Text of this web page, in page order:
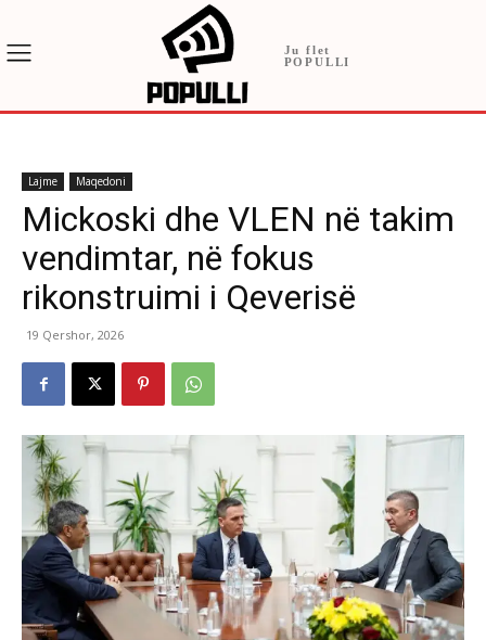
Ju flet
POPULLI
Lajme Maqedoni
Mickoski dhe VLEN në takim
vendimtar, në fokus
rikonstruimi i Qeverisë
19 Qershor, 2026